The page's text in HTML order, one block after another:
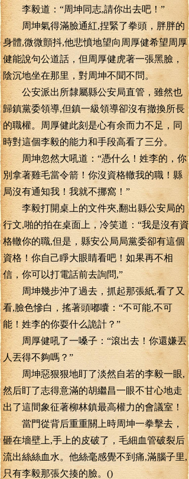
李毅道：“周坤同志,請你出去吧！”
周坤氣得滿臉通紅,捏緊了拳頭，胖胖的
身體,微微顫抖,他悲憤地望向周厚健希望周厚
健能說句公道話，但周厚健虎著一張黑臉，
陰沉地坐在那里，對周坤不聞不問。
公安派出所隸屬縣公安局直管，雖然也
歸鎮黨委領導,但鎮一級領導卻沒有撤換所長
的職權。周厚健此刻是心有余而力不足，同
時對這個李毅的能力和手段高看了三分。
周坤忽然大吼道：“憑什么！姓李的，你
別拿著雞毛當令箭！你沒資格轍我的職！縣
局沒有通知我！我就不挪窩！”
李毅打開桌上的文件夾,翻出縣公安局的
行文,啪的拍在桌面上，冷笑道：“我是沒有資
格轍你的職,但是，縣安公局局黨委卻有這個
資格！你自己睜大眼睛看吧！如果再不相
信，你可以打電話前去詢問,”
周坤幾步沖了過去，抓起那張紙,看了又
看,臉色慘白，搖著頭嘟囔：“不可能,不可
能！姓李的你耍什么詭計？”
周厚健吼了一嗓子：“滾出去！你還嫌丟
人丟得不夠嗎？”
周坤惡狠狠地盯了淡然自若的李毅一眼,
然后盯了志得意滿的胡繼昌一眼不甘心地走
出了這間象征著柳林鎮最高權力的會議室！
當門從背后重重關上時周坤一拳擊去，
砸在墻壁上,手上的皮破了，毛細血管破裂后
流出絲絲血水。他絲毫感覺不到痛,滿腦子里,
只有李毅那張欠揍的臉。()